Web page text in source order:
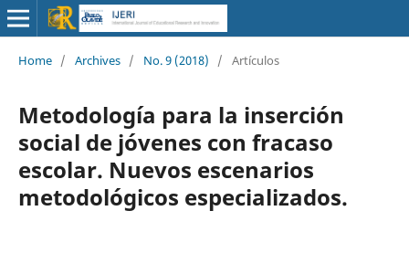
Home / Archives / No. 9 (2018) / Artículos
Metodología para la inserción
social de jóvenes con fracaso
escolar. Nuevos escenarios
metodológicos especializados.